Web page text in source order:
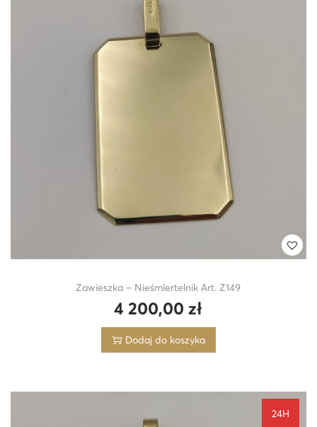
Zawieszka – Nieśmiertelnik Art. Z149
4 200,00zł
Dodaj do koszyka
24H